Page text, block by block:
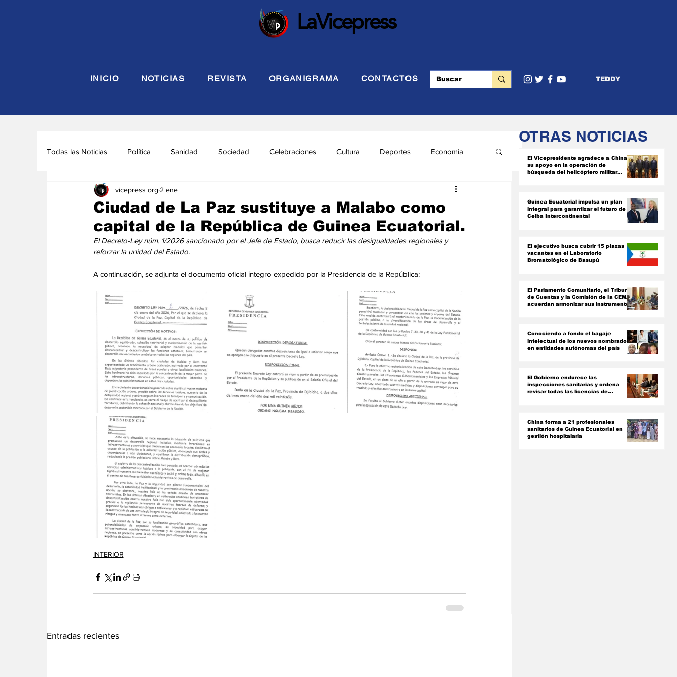
LaVicepress
INICIO NOTICIAS REVISTA ORGANIGRAMA CONTACTOS TEDDY
Todas las Noticias Política Sanidad Sociedad Celebraciones Cultura Deportes Economia
Seguridad y Defensa Turismo INTERIOR
Asuntos Sociales Telecomunicación Cumbres Tecnología Agricultura Religión
Ciudad de La Paz sustituye a Malabo como
capital de la República de Guinea Ecuatorial.
vicepress org 2 ene
El Decreto-Ley núm. 1/2026 sancionado por el Jefe de Estado, busca reducir las desigualdades regionales y
reforzar la unidad del Estado.
A continuación, se adjunta el documento oficial íntegro expedido por la Presidencia de la República:
INTERIOR
Entradas recientes
OTRAS NOTICIAS
El Vicepresidente agradece a China
su apoyo en la operación de
búsqueda del helicóptero militar
Guinea Ecuatorial impulsa un plan
integral para garantizar el futuro de
Ceiba Intercontinental
El ejecutivo busca cubrir 15 plazas
vacantes en el Laboratorio
Bromatológico de Basupú
El Parlamento Comunitario, el Tribunal
de Cuentas y la Comisión de la CEMAC
acuerdan armonizar sus instrumentos
Conociendo a fondo el bagaje
intelectual de los nuevos nombrados
en entidades autónomas del país ‎
El Gobierno endurece las
inspecciones sanitarias y ordena
revisar todas las licencias de
China forma a 21 profesionales
sanitarios de Guinea Ecuatorial en
gestión hospitalaria